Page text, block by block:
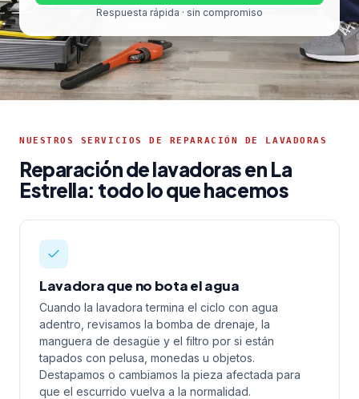
Respuesta rápida · sin compromiso
NUESTROS SERVICIOS DE REPARACIÓN DE LAVADORAS
Reparación de lavadoras en La
Estrella: todo lo que hacemos
Lavadora que no bota el agua
Cuando la lavadora termina el ciclo con agua
adentro, revisamos la bomba de drenaje, la
manguera de desagüe y el filtro por si están
tapados con pelusa, monedas u objetos.
Destapamos o cambiamos la pieza afectada para
que el escurrido vuelva a la normalidad.